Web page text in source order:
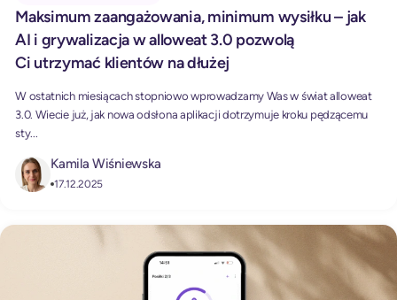
Maksimum zaangażowania, minimum wysiłku – jak
AI i grywalizacja w alloweat 3.0 pozwolą
Ci utrzymać klientów na dłużej
W ostatnich miesiącach stopniowo wprowadzamy Was w świat alloweat
3.0. Wiecie już, jak nowa odsłona aplikacji dotrzymuje kroku pędzącemu
sty...
Kamila Wiśniewska
17.12.2025